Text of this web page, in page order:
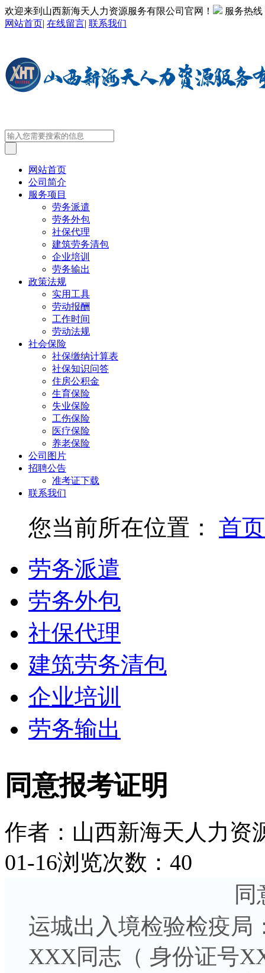
欢迎来到山西新海天人力资源服务有限公司官网！
服务热线
网站首页| 在线留言| 联系我们
网站首页
公司简介
服务项目
劳务派遣
劳务外包
社保代理
建筑劳务清包
企业培训
劳务输出
政策法规
实用工具
劳动报酬
工作时间
劳动法规
社会保险
社保缴纳计算表
社保知识问答
住房公积金
生育保险
失业保险
工伤保险
医疗保险
养老保险
公司图片
招聘公告
准考证下载
联系我们
您当前所在位置：
首页
劳务派遣
劳务外包
社保代理
建筑劳务清包
企业培训
劳务输出
同意报考证明
作者：山西新海天人力资
01-16浏览次数：40
同
运城出入境检验检疫局
XXX同志（ 身份证号